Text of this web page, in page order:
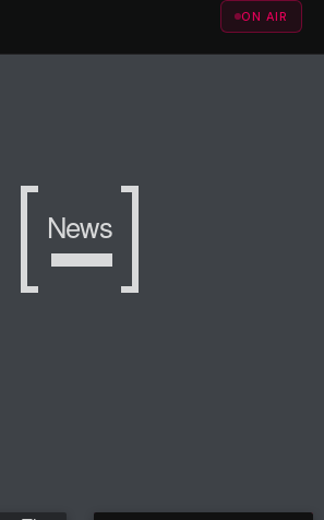
ON AIR
News